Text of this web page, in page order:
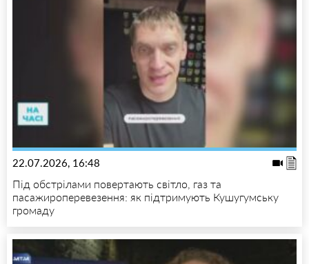
22.07.2026, 16:48
Під обстрілами повертають світло, газ та
пасажироперевезення: як підтримують Кушугумську
громаду